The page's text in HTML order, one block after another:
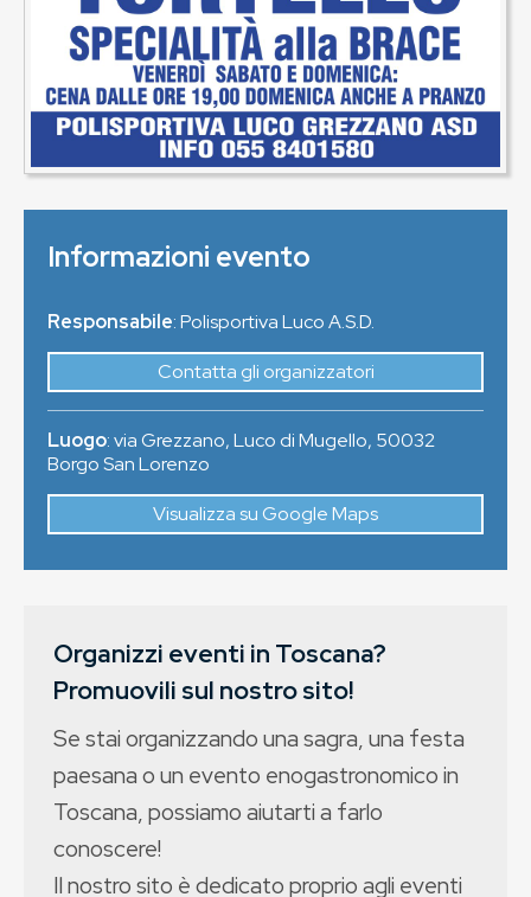
Informazioni evento
Responsabile: Polisportiva Luco A.S.D.
Contatta gli organizzatori
Luogo:via Grezzano, Luco di Mugello, 50032
Borgo San Lorenzo
Visualizza su Google Maps
Organizzi eventi in Toscana?
Promuovili sul nostro sito!
Se stai organizzando una sagra, una festa
paesana o un evento enogastronomico in
Toscana, possiamo aiutarti a farlo
conoscere!
Il nostro sito è dedicato proprio agli eventi